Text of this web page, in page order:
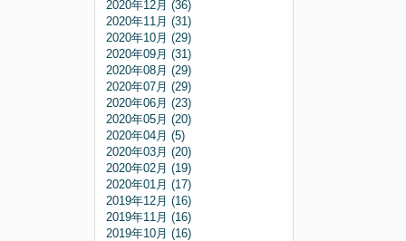
2020年12月 (36)
2020年11月 (31)
2020年10月 (29)
2020年09月 (31)
2020年08月 (29)
2020年07月 (29)
2020年06月 (23)
2020年05月 (20)
2020年04月 (5)
2020年03月 (20)
2020年02月 (19)
2020年01月 (17)
2019年12月 (16)
2019年11月 (16)
2019年10月 (16)